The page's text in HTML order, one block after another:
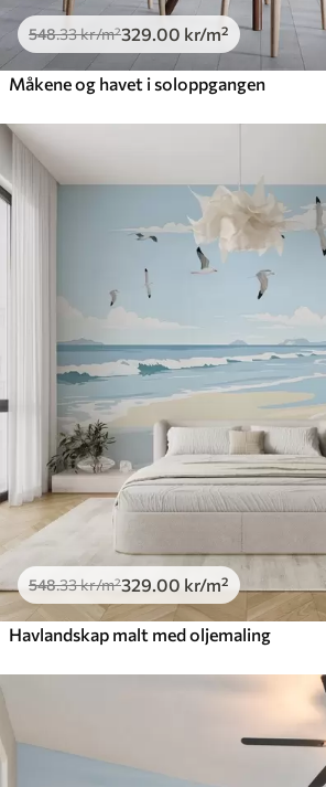
548.33kr/m²329 .00 kr/m²
Måkene og havet i soloppgangen
548.33kr/m²329 .00 kr/m²
Havlandskap malt med oljemaling